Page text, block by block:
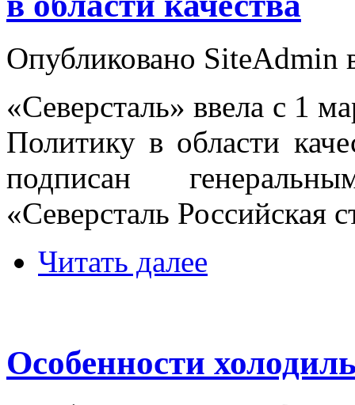
Опубликовано SiteAdmin
«Северсталь» ввела с 1
Политику в области
подписан
«Северсталь
Читать далее
Особенности